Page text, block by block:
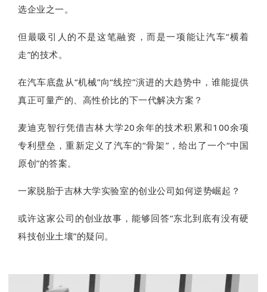
选企业之一。
但最吸引人的不是这笔融资，而是一项能让汽车“横着
走”的技术。
在汽车底盘从“机械”向“线控”演进的大趋势中，谁能提供
真正可量产的、高性价比的下一代解决方案？
麦迪克智行凭借吉林大学20余年的技术积累和100余项
专利壁垒，重新定义了汽车的“骨架”，给出了一个“中国
原创”的答案。
一家脱胎于吉林大学实验室的创业公司如何逆势崛起？
或许这家公司的创业故事，能够回答“东北到底有没有硬
科技创业土壤”的疑问。